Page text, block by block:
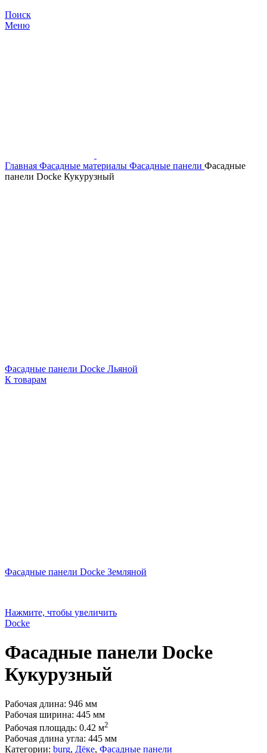
Поиск
Меню
Главная Фасадные материалы Фасадные панели Фасадные
панели Docke Кукурузный
Фасадные панели Docke Льяной
К товарам
Фасадные панели Docke Земляной
Нажмите, чтобы увеличить
Docke
Фасадные панели Docke
Кукурузный
Рабочая длина: 946 мм
Рабочая ширина: 445 мм
Рабочая площадь: 0.42 м2
Рабочая длина угла: 445 мм
Категории: burg, Дёке, Фасадные панели